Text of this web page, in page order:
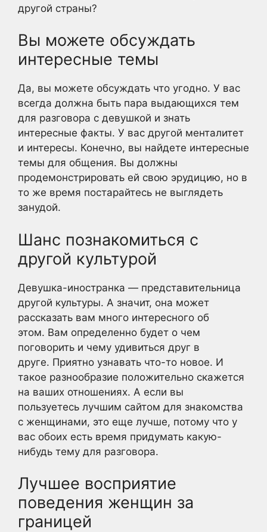
другой страны?
Вы можете обсуждать
интересные темы
Да, вы можете обсуждать что угодно. У вас
всегда должна быть пара выдающихся тем
для разговора с девушкой и знать
интересные факты. У вас другой менталитет
и интересы. Конечно, вы найдете интересные
темы для общения. Вы должны
продемонстрировать ей свою эрудицию, но в
то же время постарайтесь не выглядеть
занудой.
Шанс познакомиться с
другой культурой
Девушка-иностранка — представительница
другой культуры. А значит, она может
рассказать вам много интересного об
этом. Вам определенно будет о чем
поговорить и чему удивиться друг в
друге. Приятно узнавать что-то новое. И
такое разнообразие положительно скажется
на ваших отношениях. А если вы
пользуетесь лучшим сайтом для знакомства
с женщинами, это еще лучше, потому что у
вас обоих есть время придумать какую-
нибудь тему для разговора.
Лучшее восприятие
поведения женщин за
границей